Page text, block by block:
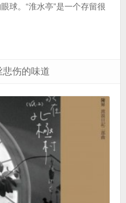
球。“淮水亭”是一个存留很
悲伤的味道